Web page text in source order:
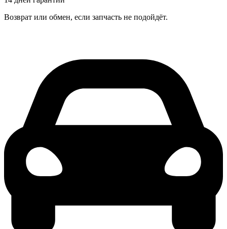
Возврат или обмен, если запчасть не подойдёт.